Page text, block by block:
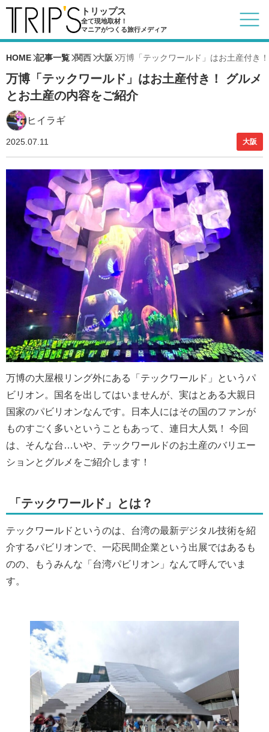
トリップス
全て現地取材！
マニアがつくる旅行メディア
HOME 記事一覧 関西 大阪 万博「テックワールド」はお土産付き
万博「テックワールド」はお土産付き！ グルメ
とお土産の内容をご紹介
ヒイラギ
大阪
2025.07.11
万博の大屋根リング外にある「テックワールド」というパ
ビリオン。国名を出してはいませんが、実はとある大親日
国家のパビリオンなんです。日本人にはその国のファンが
ものすごく多いということもあって、連日大人気！ 今回
は、そんな台…いや、テックワールドのお土産のバリエー
ションとグルメをご紹介します！
「テックワールド」とは？
テックワールドというのは、台湾の最新デジタル技術を紹
介するパビリオンで、一応民間企業という出展ではあるも
のの、もうみんな「台湾パビリオン」なんて呼んでいま
す。